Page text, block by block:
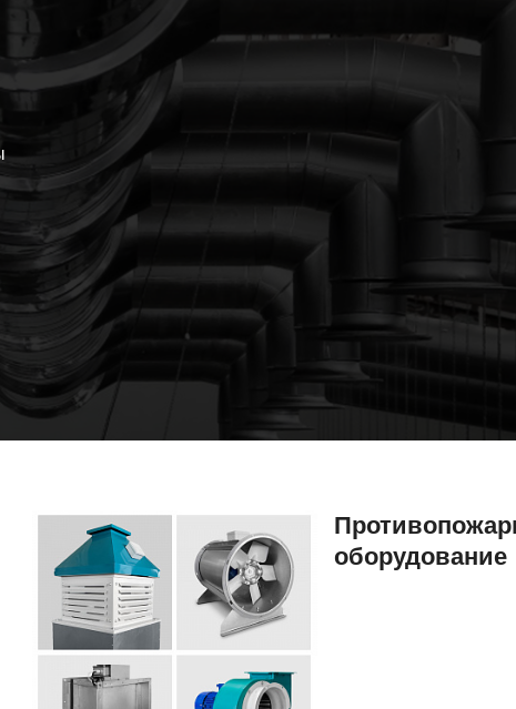
Противопожарное
оборудование
оборудование